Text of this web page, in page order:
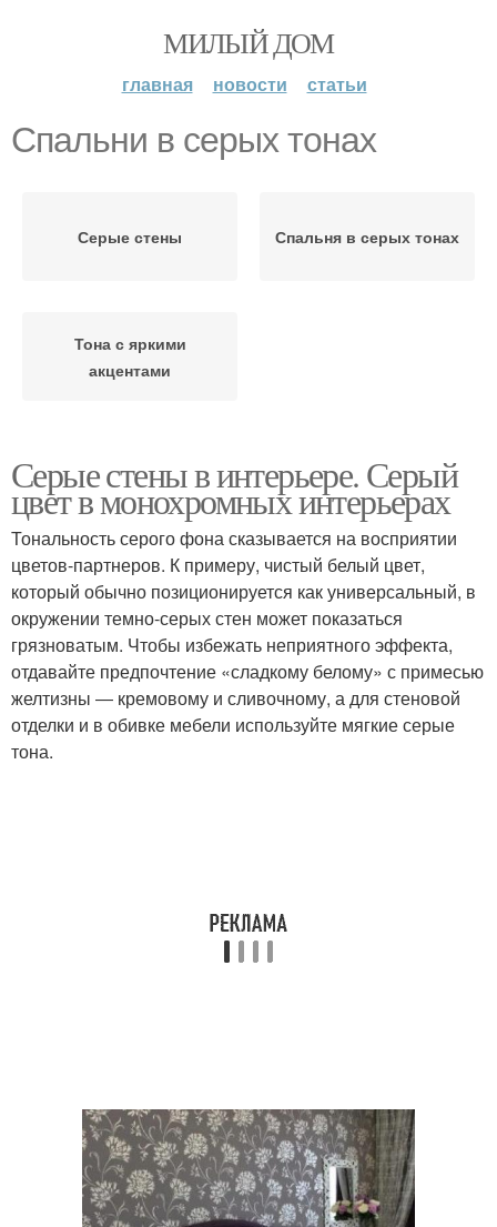
МИЛЫЙ ДОМ
главная новости статьи
Спальни в серых тонах
Серые стены Спальня в серых тонах
Тона с яркими
акцентами
Серые стены в интерьере. Серый
цвет в монохромных интерьерах
Тональность серого фона сказывается на восприятии
цветов-партнеров. К примеру, чистый белый цвет,
который обычно позиционируется как универсальный, в
окружении темно-серых стен может показаться
грязноватым. Чтобы избежать неприятного эффекта,
отдавайте предпочтение «сладкому белому» с примесью
желтизны ― кремовому и сливочному, а для стеновой
отделки и в обивке мебели используйте мягкие серые
тона.